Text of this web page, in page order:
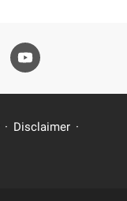
Disclaimer